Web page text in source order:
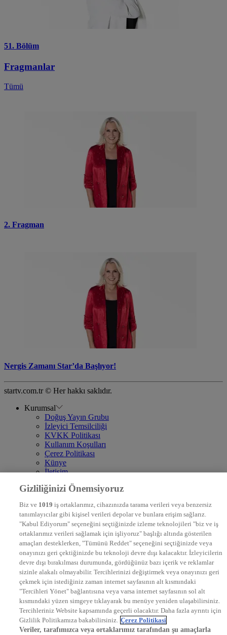
51. Bölüm
Fragmanlar
Tümü
2. Fragman
Nergis Zamanı Star’da Başlıyor!
startv.com.tr © Her hakkı saklıdır.
Kurumsal
Doğuş Yayın Grubu
İzleyici Temsilciliği
KVKK Politikası
Kullanım Koşulları
Çerez Politikası
Künye
İletişim
DYG Televizyonlar
STAR
EURO STAR
KRAL POP TV
DYG Radyolar
NTV RADYO
KRAL FM
KRAL POP
EKSEN
VOYAGE
DYG Dijital
ntv.com.tr
ntvspor.net
secim.ntv.com.tr
startv.com.tr
Gizliliğinizi Önemsiyoruz
Biz ve 1019 iş ortaklarımız, cihazınızda tarama verileri veya benzersiz
tanımlayıcılar gibi kişisel verileri depolar ve bunlara erişim sağlarız.
"Kabul Ediyorum" seçeneğini seçtiğinizde izleme teknolojileri "biz ve iş
ortaklarımız verileri sağlamak için işliyoruz" başlığı altında gösterilen
amaçları desteklerken, "Tümünü Reddet" seçeneğini seçtiğinizde veya
onayınızı geri çektiğinizde bu teknoloji devre dışı kalacaktır. İzleyicilerin
devre dışı bırakılması durumunda, gördüğünüz bazı içerik ve reklamlar
sizinle alakalı olmayabilir. Tercihlerinizi değiştirmek veya onayınızı geri
çekmek için istediğiniz zaman internet sayfasının alt kısmındaki
"Tercihleri Yönet" bağlantısına veya varsa internet sayfasının sol alt
kısmındaki yüzen simgeye tıklayarak bu menüye yeniden ulaşabilirsiniz.
Tercihleriniz Website kapsamında geçerli olacaktır. Daha fazla ayrıntı için
Gizlilik Politikamıza bakabilirsiniz. Çerez Politikasi
Veriler, tarafımızca veya ortaklarımız tarafından şu amaçlarla